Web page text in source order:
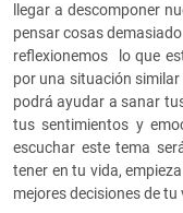
llegar a descomponer
pensar cosas
reflexionemos lo que
por una situación
podrá ayudar a sanar
tus sentimientos y
escuchar este tema
tener en tu vida,
mejores decisiones de tu